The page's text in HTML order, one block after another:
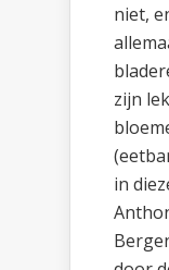
niet,
zijn
in